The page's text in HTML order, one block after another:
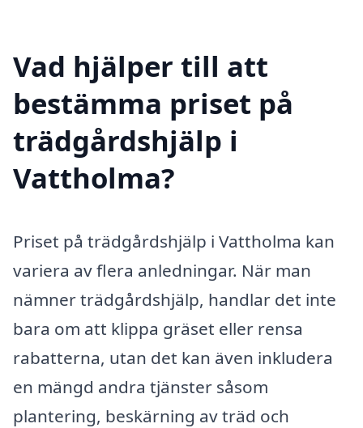
Vad hjälper till att
bestämma priset på
trädgårdshjälp i
Vattholma?
Priset på trädgårdshjälp i Vattholma kan
variera av flera anledningar. När man
nämner trädgårdshjälp, handlar det inte
bara om att klippa gräset eller rensa
rabatterna, utan det kan även inkludera
en mängd andra tjänster såsom
plantering, beskärning av träd och